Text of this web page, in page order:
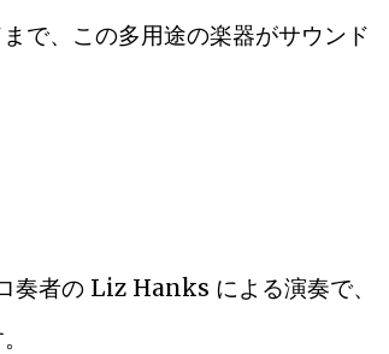
で、この多用途の楽器がサウンド
奏者の Liz Hanks による演奏で、